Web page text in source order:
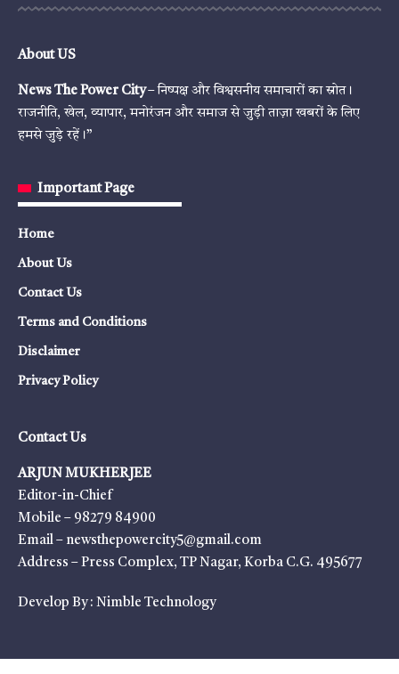
About US
News The Power City– निष्पक्ष और विश्वसनीय समाचारों का स्रोत।
राजनीति, खेल, व्यापार, मनोरंजन और समाज से जुड़ी ताज़ा खबरों के लिए
हमसे जुड़े रहें।”
Important Page
Home
About Us
Contact Us
Terms and Conditions
Disclaimer
Privacy Policy
Contact Us
ARJUN MUKHERJEE
Editor-in-Chief
Mobile – 98279 84900
Email – newsthepowercity5@gmail.com
Address – Press Complex, TP Nagar, Korba C.G. 495677
Develop By : Nimble Technology